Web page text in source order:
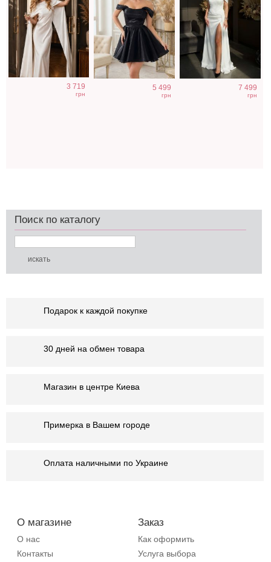
3 719
грн
5 499
грн
7 499
грн
Поиск по каталогу
Подарок к каждой покупке
30 дней на обмен товара
Магазин в центре Киева
Примерка в Вашем городе
Оплата наличными по Украине
О магазине
О нас
Контакты
Заказ
Как оформить
Услуга выбора